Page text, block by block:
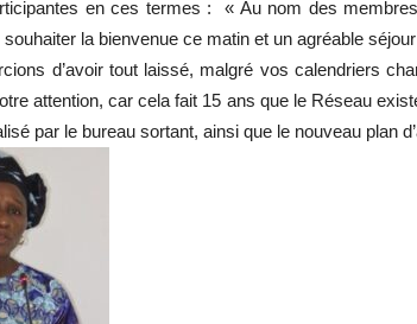
en ces termes : « Au nom des
la bienvenue ce matin et un agréable
d’avoir tout laissé, malgré vos calendriers
attention, car cela fait 15 ans que le Réseau
par le bureau sortant, ainsi que le nouveau plan